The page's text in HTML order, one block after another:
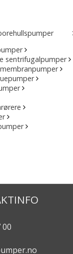
sentrifugalpumper
00